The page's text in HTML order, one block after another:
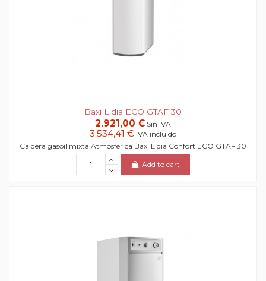
Baxi Lidia ECO GTAF 30
2.921,00 € Sin IVA
3.534,41 € IVA incluido
Caldera gasoil mixta Atmosférica Baxi Lidia Confort ECO GTAF 30
Add to cart